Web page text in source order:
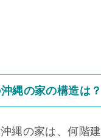
縄の家の構造は？
縄の家は、何階